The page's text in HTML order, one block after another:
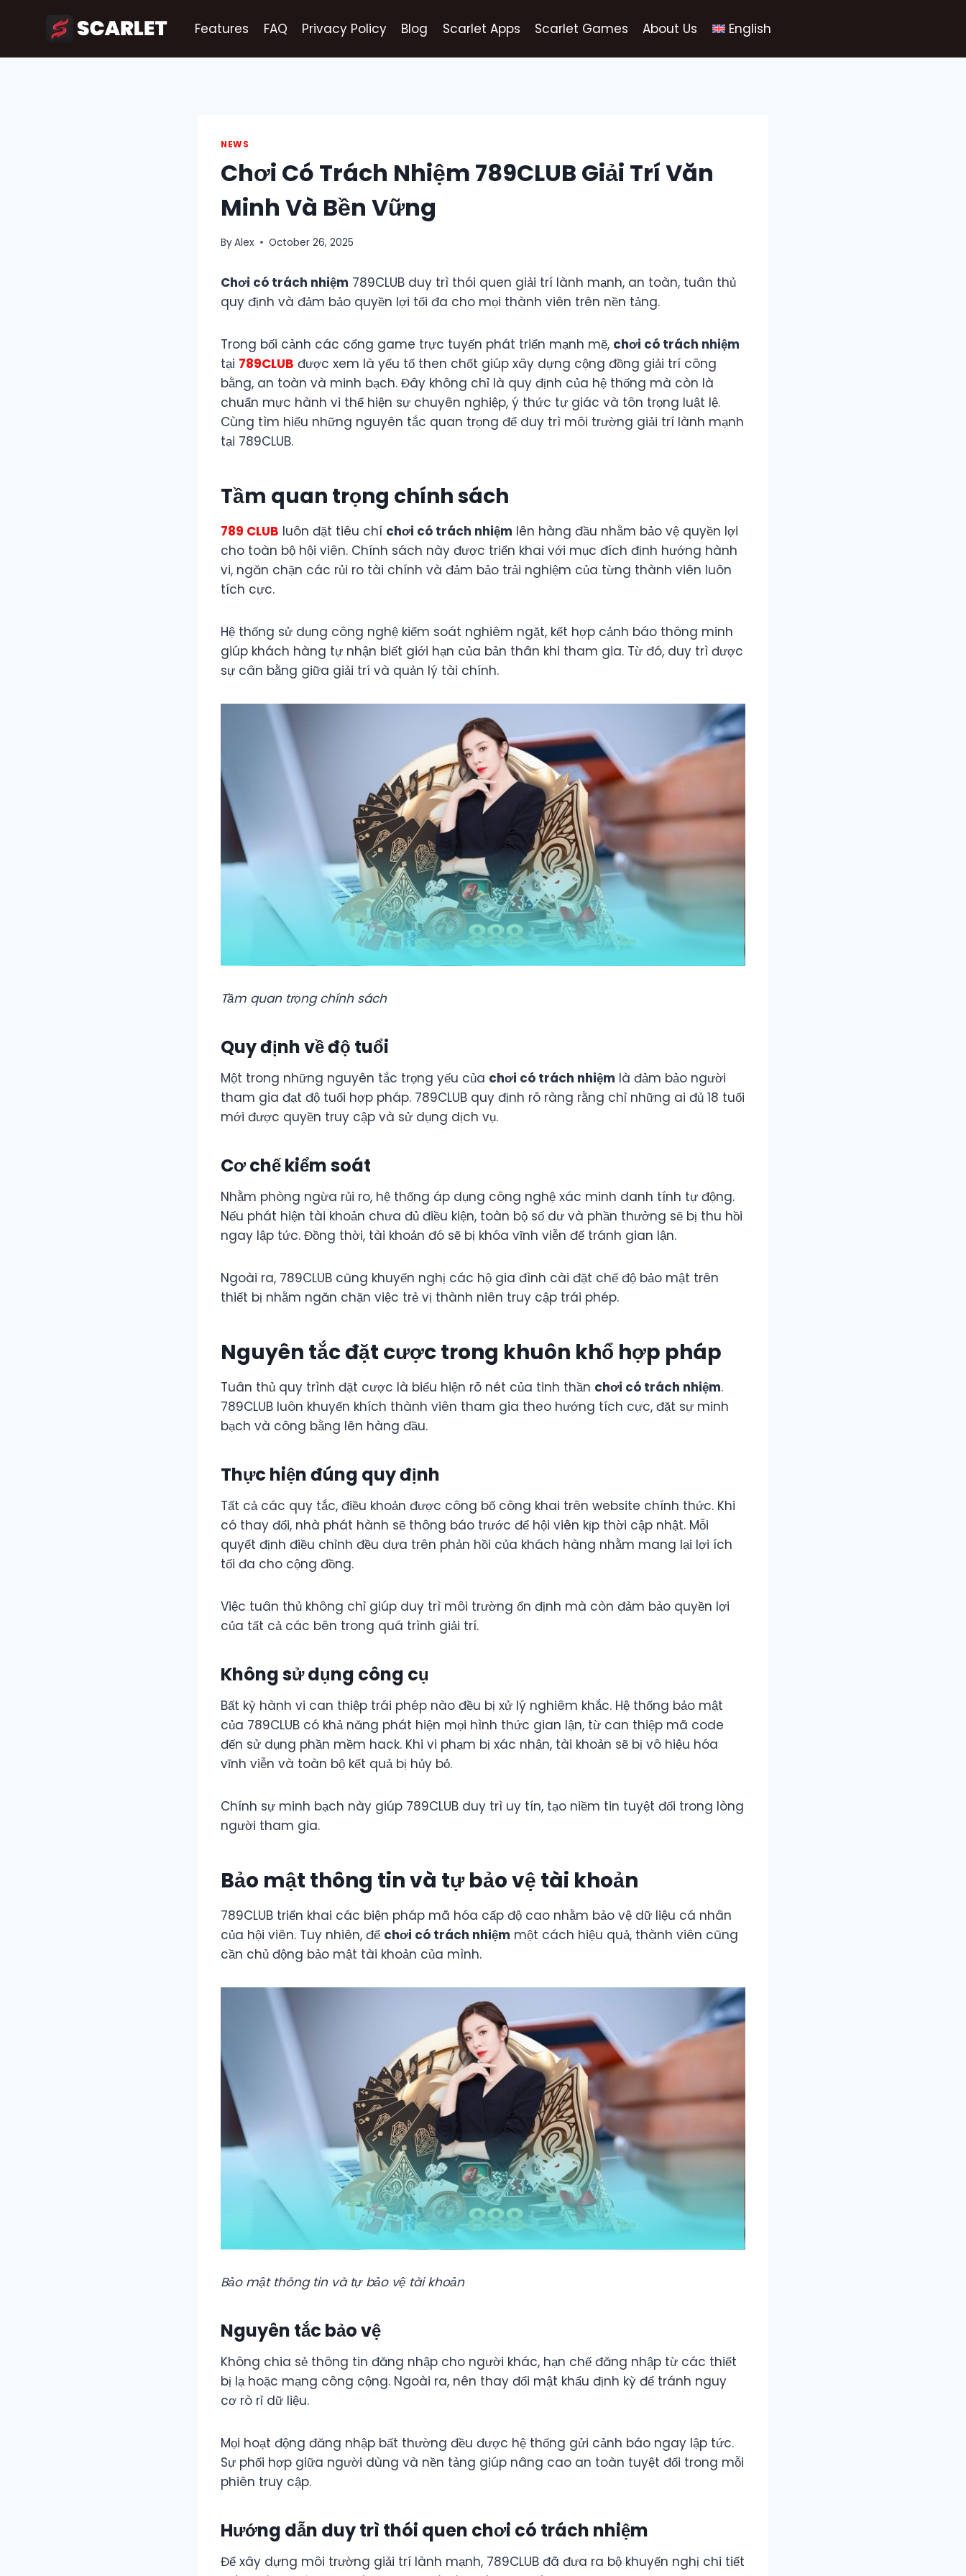
Features FAQ Privacy Policy Blog Scarlet Apps Scarlet Games About Us English
NEWS
Chơi Có Trách Nhiệm 789CLUB Giải Trí Văn
Minh Và Bền Vững
ByAlex October 26, 2025
Chơi có trách nhiệm 789CLUB duy trì thói quen giải trí lành mạnh, an toàn, tuân thủ
quy định và đảm bảo quyền lợi tối đa cho mọi thành viên trên nền tảng.
Trong bối cảnh các cổng game trực tuyến phát triển mạnh mẽ, chơi có trách nhiệm
tại 789CLUB được xem là yếu tố then chốt giúp xây dựng cộng đồng giải trí công
bằng, an toàn và minh bạch. Đây không chỉ là quy định của hệ thống mà còn là
chuẩn mực hành vi thể hiện sự chuyên nghiệp, ý thức tự giác và tôn trọng luật lệ.
Cùng tìm hiểu những nguyên tắc quan trọng để duy trì môi trường giải trí lành mạnh
tại 789CLUB.
Tầm quan trọng chính sách
789 CLUB luôn đặt tiêu chí chơi có trách nhiệm lên hàng đầu nhằm bảo vệ quyền lợi
cho toàn bộ hội viên. Chính sách này được triển khai với mục đích định hướng hành
vi, ngăn chặn các rủi ro tài chính và đảm bảo trải nghiệm của từng thành viên luôn
tích cực.
Hệ thống sử dụng công nghệ kiểm soát nghiêm ngặt, kết hợp cảnh báo thông minh
giúp khách hàng tự nhận biết giới hạn của bản thân khi tham gia. Từ đó, duy trì được
sự cân bằng giữa giải trí và quản lý tài chính.
Tầm quan trọng chính sách
Quy định về độ tuổi
Một trong những nguyên tắc trọng yếu của chơi có trách nhiệm là đảm bảo người
tham gia đạt độ tuổi hợp pháp. 789CLUB quy định rõ ràng rằng chỉ những ai đủ 18 tuổi
mới được quyền truy cập và sử dụng dịch vụ.
Cơ chế kiểm soát
Nhằm phòng ngừa rủi ro, hệ thống áp dụng công nghệ xác minh danh tính tự động.
Nếu phát hiện tài khoản chưa đủ điều kiện, toàn bộ số dư và phần thưởng sẽ bị thu hồi
ngay lập tức. Đồng thời, tài khoản đó sẽ bị khóa vĩnh viễn để tránh gian lận.
Ngoài ra, 789CLUB cũng khuyến nghị các hộ gia đình cài đặt chế độ bảo mật trên
thiết bị nhằm ngăn chặn việc trẻ vị thành niên truy cập trái phép.
Nguyên tắc đặt cược trong khuôn khổ hợp pháp
Tuân thủ quy trình đặt cược là biểu hiện rõ nét của tinh thần chơi có trách nhiệm.
789CLUB luôn khuyến khích thành viên tham gia theo hướng tích cực, đặt sự minh
bạch và công bằng lên hàng đầu.
Thực hiện đúng quy định
Tất cả các quy tắc, điều khoản được công bố công khai trên website chính thức. Khi
có thay đổi, nhà phát hành sẽ thông báo trước để hội viên kịp thời cập nhật. Mỗi
quyết định điều chỉnh đều dựa trên phản hồi của khách hàng nhằm mang lại lợi ích
tối đa cho cộng đồng.
Việc tuân thủ không chỉ giúp duy trì môi trường ổn định mà còn đảm bảo quyền lợi
của tất cả các bên trong quá trình giải trí.
Không sử dụng công cụ
Bất kỳ hành vi can thiệp trái phép nào đều bị xử lý nghiêm khắc. Hệ thống bảo mật
của 789CLUB có khả năng phát hiện mọi hình thức gian lận, từ can thiệp mã code
đến sử dụng phần mềm hack. Khi vi phạm bị xác nhận, tài khoản sẽ bị vô hiệu hóa
vĩnh viễn và toàn bộ kết quả bị hủy bỏ.
Chính sự minh bạch này giúp 789CLUB duy trì uy tín, tạo niềm tin tuyệt đối trong lòng
người tham gia.
Bảo mật thông tin và tự bảo vệ tài khoản
789CLUB triển khai các biện pháp mã hóa cấp độ cao nhằm bảo vệ dữ liệu cá nhân
của hội viên. Tuy nhiên, để chơi có trách nhiệm một cách hiệu quả, thành viên cũng
cần chủ động bảo mật tài khoản của mình.
Bảo mật thông tin và tự bảo vệ tài khoản
Nguyên tắc bảo vệ
Không chia sẻ thông tin đăng nhập cho người khác, hạn chế đăng nhập từ các thiết
bị lạ hoặc mạng công cộng. Ngoài ra, nên thay đổi mật khẩu định kỳ để tránh nguy
cơ rò rỉ dữ liệu.
Mọi hoạt động đăng nhập bất thường đều được hệ thống gửi cảnh báo ngay lập tức.
Sự phối hợp giữa người dùng và nền tảng giúp nâng cao an toàn tuyệt đối trong mỗi
phiên truy cập.
Hướng dẫn duy trì thói quen chơi có trách nhiệm
Để xây dựng môi trường giải trí lành mạnh, 789CLUB đã đưa ra bộ khuyến nghị chi tiết